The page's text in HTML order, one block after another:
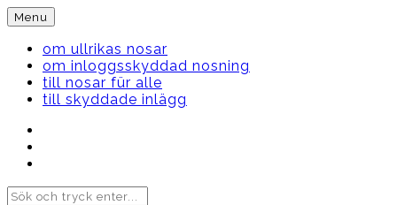
Skip
to
content
Menu
om ullrikas nosar
om inloggsskyddad nosning
till nosar für alle
till skyddade inlägg